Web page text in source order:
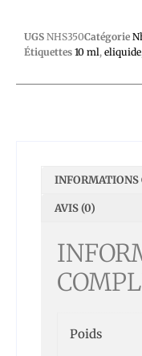
UGS NHS350Catégorie
Étiquettes 10 ml, eliquide
INFORMATIONS
AVIS (0)
Poids